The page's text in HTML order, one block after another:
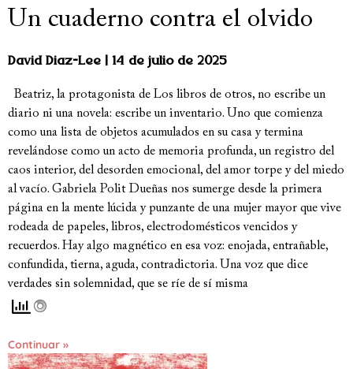
Un cuaderno contra el olvido
David Diaz-Lee 14 de julio de 2025
Beatriz, la protagonista de Los libros de otros, no escribe un
diario ni una novela: escribe un inventario. Uno que comienza
como una lista de objetos acumulados en su casa y termina
revelándose como un acto de memoria profunda, un registro del
caos interior, del desorden emocional, del amor torpe y del miedo
al vacío. Gabriela Polit Dueñas nos sumerge desde la primera
página en la mente lúcida y punzante de una mujer mayor que vive
rodeada de papeles, libros, electrodomésticos vencidos y
recuerdos. Hay algo magnético en esa voz: enojada, entrañable,
confundida, tierna, aguda, contradictoria. Una voz que dice
verdades sin solemnidad, que se ríe de sí misma
Continuar »